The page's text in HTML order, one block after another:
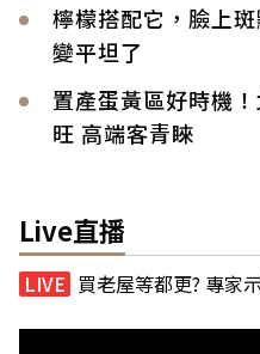
檸檬搭配它，臉上
變平坦了
置產蛋黃區好時機
旺 高端客青睞
Live直播
買老屋等都更? 專家